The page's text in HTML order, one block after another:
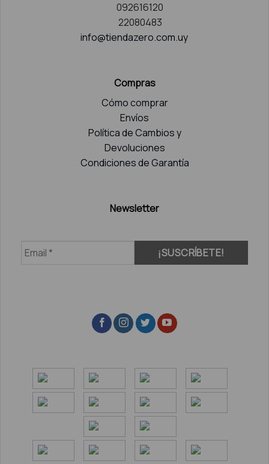
092616120
22080483
info@tiendazero.com.uy
Compras
Cómo comprar
Envíos
Política de Cambios y
Devoluciones
Condiciones de Garantía
Newsletter